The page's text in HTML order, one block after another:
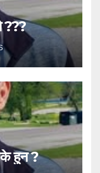
???
हुन ?